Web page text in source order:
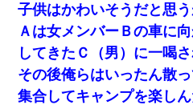
子供はかわいそうだと思
Ａは女メンバーＢの車に
してきたＣ（男）に一喝さ
その後俺らはいったん散
集合してキャンプを楽しん